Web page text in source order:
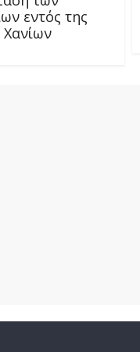
εντός της